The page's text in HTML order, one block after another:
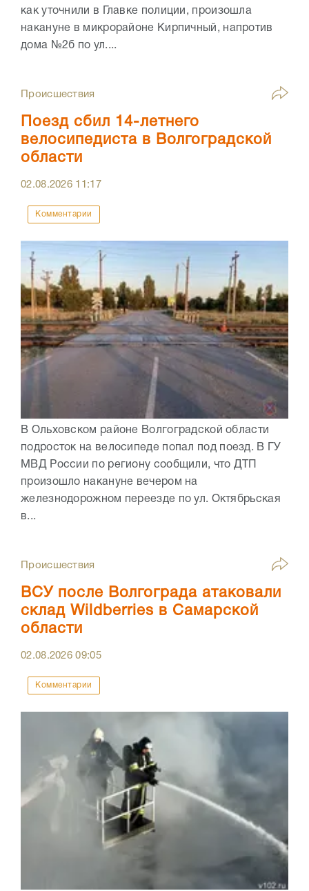
как уточнили в Главке полиции, произошла
накануне в микрорайоне Кирпичный, напротив
дома №2б по ул....
Происшествия
Поезд сбил 14-летнего
велосипедиста в Волгоградской
области
02.08.2026 11:17
Комментарии
В Ольховском районе Волгоградской области
подросток на велосипеде попал под поезд. В ГУ
МВД России по региону сообщили, что ДТП
произошло накануне вечером на
железнодорожном переезде по ул. Октябрьская
в...
Происшествия
ВСУ после Волгограда атаковали
склад Wildberries в Самарской
области
02.08.202609:05
Комментарии